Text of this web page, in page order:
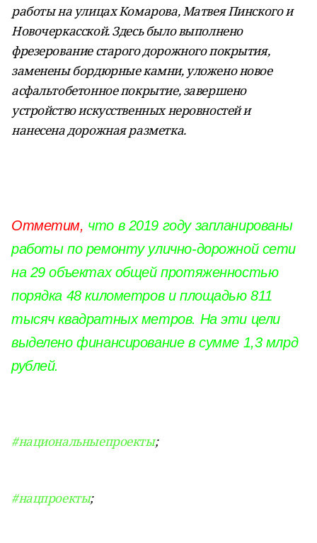
работы на улицах Комарова, Матвея Пинского и
Новочеркасской. Здесь было выполнено
фрезерование старого дорожного покрытия,
заменены бордюрные камни, уложено новое
асфальтобетонное покрытие, завершено
устройство искусственных неровностей и
нанесена дорожная разметка.
Отметим, что в 2019 году запланированы
работы по ремонту улично-дорожной сети
на 29 объектах общей протяженностью
порядка 48 километров и площадью 811
тысяч квадратных метров. На эти цели
выделено финансирование в сумме 1,3 млрд
рублей.
#национальныепроекты;
#нацпроекты;